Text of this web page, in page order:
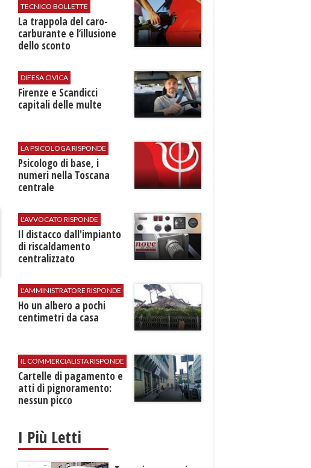
TECNICO BOLLETTE
​La trappola del caro-
carburante e l’illusione
dello sconto
DIFESA CIVICA
Firenze e Scandicci
capitali delle multe
LA PSICOLOGA RISPONDE
Psicologo di base, i
numeri nella Toscana
centrale
L'AVVOCATO RISPONDE
Il distacco dall'impianto
di riscaldamento
centralizzato
L'AMMINISTRATORE RISPONDE
Ho un albero a pochi
centimetri da casa
IL COMMERCIALISTA RISPONDE
Cartelle di pagamento e
atti di pignoramento:
nessun picco
I Più Letti